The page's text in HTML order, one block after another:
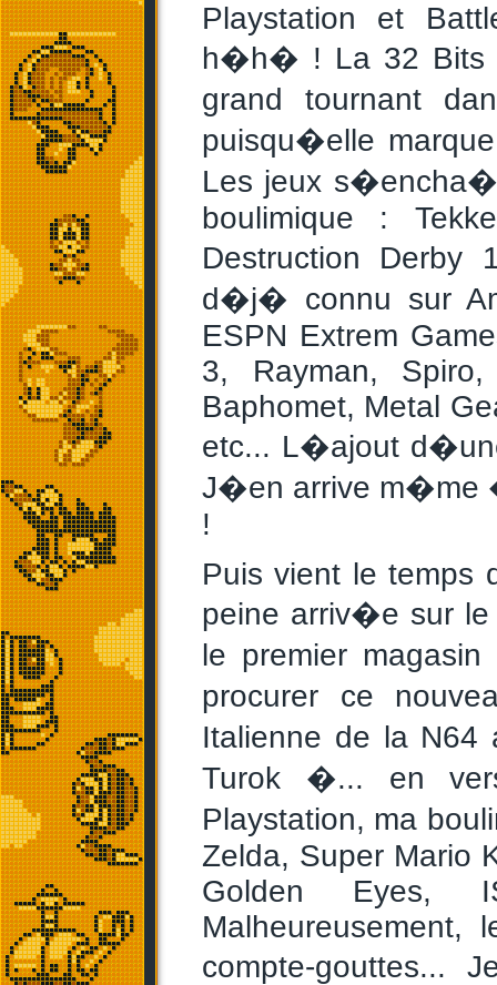
Playstation et
h�h� ! La 32 Bits
grand tournant
puisqu�elle
Les jeux
boulimique :
Destruction
d�j� connu sur
ESPN Extrem
3, Rayman,
Baphomet, Metal
etc... L�ajout
J�en arrive m�me
!
Puis vient le temps
peine arriv�e sur
le premier
procurer ce
Italienne de la
Turok �... en
Playstation, ma
Zelda, Super Mario
Golden Eyes,
compte-